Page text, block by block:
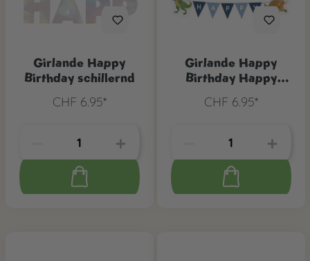
Girlande Happy
Birthday schillernd
CHF 6.95*
Girlande Happy
Birthday Happy
CHF 6.95*